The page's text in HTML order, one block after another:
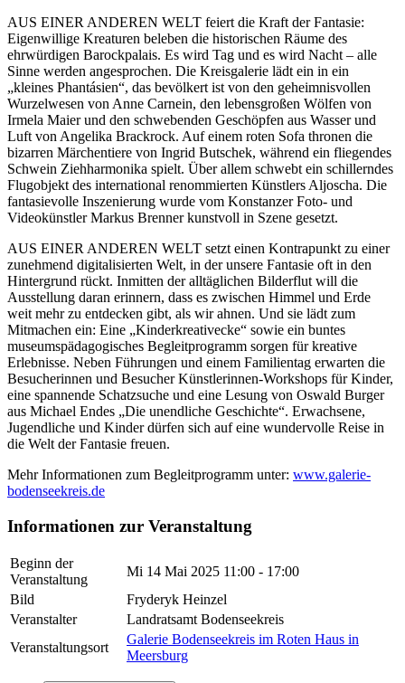
AUS EINER ANDEREN WELT feiert die Kraft der Fantasie:
Eigenwillige Kreaturen beleben die historischen Räume des
ehrwürdigen Barockpalais. Es wird Tag und es wird Nacht – alle
Sinne werden angesprochen. Die Kreisgalerie lädt ein in ein
„kleines Phantásien“, das bevölkert ist von den geheimnisvollen
Wurzelwesen von Anne Carnein, den lebensgroßen Wölfen von
Irmela Maier und den schwebenden Geschöpfen aus Wasser und
Luft von Angelika Brackrock. Auf einem roten Sofa thronen die
bizarren Märchentiere von Ingrid Butschek, während ein fliegendes
Schwein Ziehharmonika spielt. Über allem schwebt ein schillerndes
Flugobjekt des international renommierten Künstlers Aljoscha. Die
fantasievolle Inszenierung wurde vom Konstanzer Foto- und
Videokünstler Markus Brenner kunstvoll in Szene gesetzt.
AUS EINER ANDEREN WELT setzt einen Kontrapunkt zu einer
zunehmend digitalisierten Welt, in der unsere Fantasie oft in den
Hintergrund rückt. Inmitten der alltäglichen Bilderflut will die
Ausstellung daran erinnern, dass es zwischen Himmel und Erde
weit mehr zu entdecken gibt, als wir ahnen. Und sie lädt zum
Mitmachen ein: Eine „Kinderkreativecke“ sowie ein buntes
museumspädagogisches Begleitprogramm sorgen für kreative
Erlebnisse. Neben Führungen und einem Familientag erwarten die
Besucherinnen und Besucher Künstlerinnen-Workshops für Kinder,
eine spannende Schatzsuche und eine Lesung von Oswald Burger
aus Michael Endes „Die unendliche Geschichte“. Erwachsene,
Jugendliche und Kinder dürfen sich auf eine wundervolle Reise in
die Welt der Fantasie freuen.
Mehr Informationen zum Begleitprogramm unter: www.galerie-
bodenseekreis.de
Informationen zur Veranstaltung
Beginn der
Veranstaltung
Mi 14 Mai 2025 11:00 - 17:00
Bild
Fryderyk Heinzel
Veranstalter
Landratsamt Bodenseekreis
Veranstaltungsort
Galerie Bodenseekreis im Roten Haus in
Meersburg